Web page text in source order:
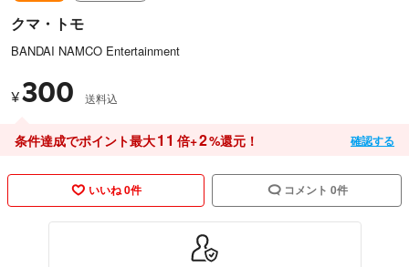
クマ・トモ
BANDAI NAMCO Entertainment
¥300 送料込
条件達成でポイント最大11 倍+2%還元！ 確認する
いいね 0件 コメント 0件